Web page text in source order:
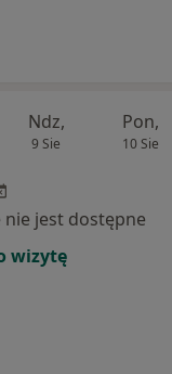
Ndz,
9 Sie
Pon,
10 Sie
jest dostępne
wizytę